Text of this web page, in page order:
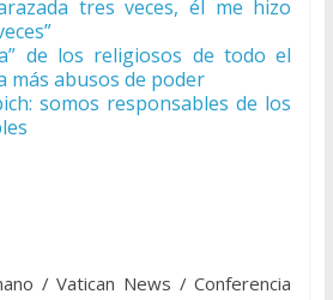
tres veces, él me hizo
de los religiosos de todo el
más abusos de poder
somos responsables de los
/ Vatican News / Conferencia